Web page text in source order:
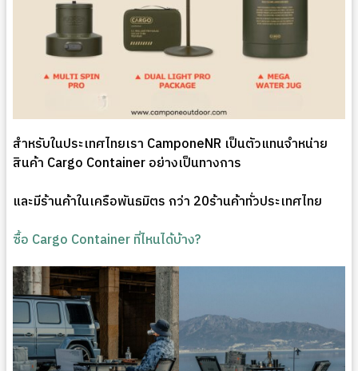
สำหรับในประเทศไทยเรา CamponeNR เป็นตัวแทนจำหน่าย
สินค้า Cargo Container อย่างเป็นทางการ
และมีร้านค้าในเครือพันธมิตร กว่า 20ร้านค้าทั่วประเทศไทย
ซื้อ Cargo Container ที่ไหนได้บ้าง?